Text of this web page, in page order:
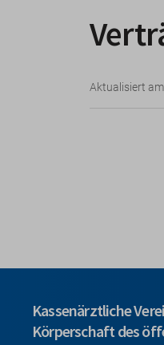
Aktualisiert
Kassenärztliche
Körperschaft des